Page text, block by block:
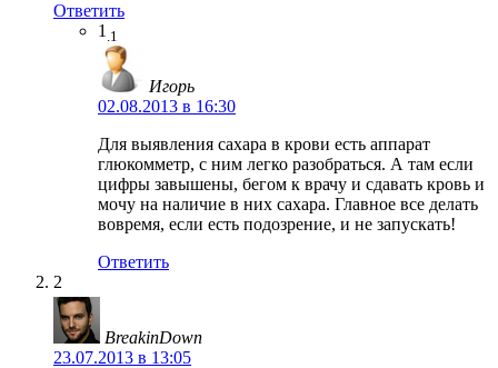
Ответить
1 .1
Игорь
02.08.2013 в 16:30
Для выявления сахара в крови есть аппарат
глюкомметр, с ним легко разобраться. А там если
цифры завышены, бегом к врачу и сдавать кровь и
мочу на наличие в них сахара. Главное все делать
вовремя, если есть подозрение, и не запускать!
Ответить
2
BreakinDown
23.07.2013 в 13:05